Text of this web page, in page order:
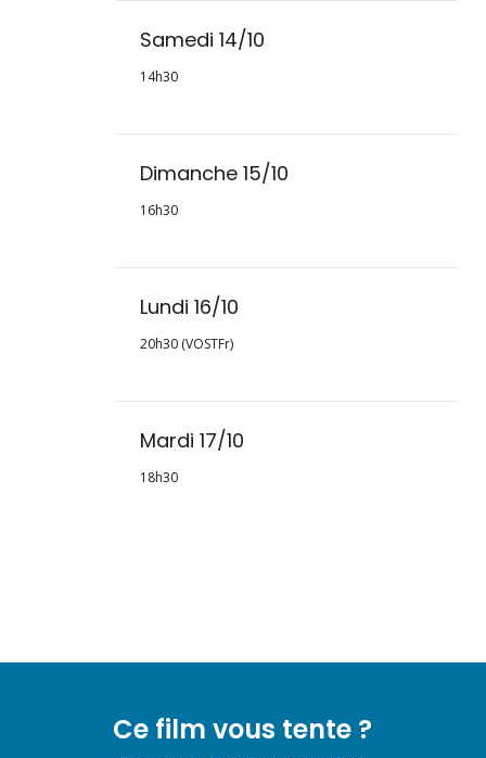
Samedi 14/10
14h30
Dimanche 15/10
16h30
Lundi 16/10
20h30 (VOSTFr)
Mardi 17/10
18h30
Ce film vous tente ?